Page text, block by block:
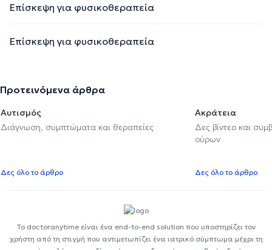
Επίσκεψη για φυσικοθεραπεία
Επίσκεψη για φυσικοθεραπεία
Προτεινόμενα άρθρα
Αυτισμός
Διάγνωση, συμπτώματα και θεραπείες
Δες όλο το άρθρο
Ακράτεια
Δες βίντεο και
ούρων
Δες όλο το άρθρο
Το doctoranytime είναι ένα end-to-end solution που υποστηρίζει τον
χρήστη από τη στιγμή που αντιμετωπίζει ένα ιατρικό σύμπτωμα μέχρι τη